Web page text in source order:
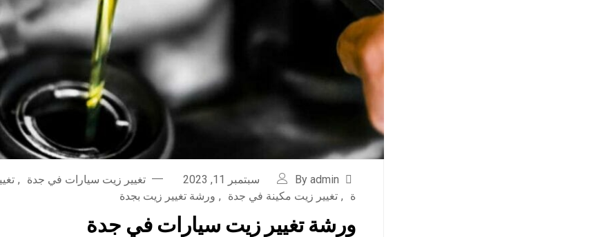
By admin سبتمبر 11, 2023 تغيير زيت سيارات في جدة ,
ة
, تغيير زيت مكينة في جدة , ورشة تغيير زيت بجدة
ورشة تغيير زيت سيارات في جدة